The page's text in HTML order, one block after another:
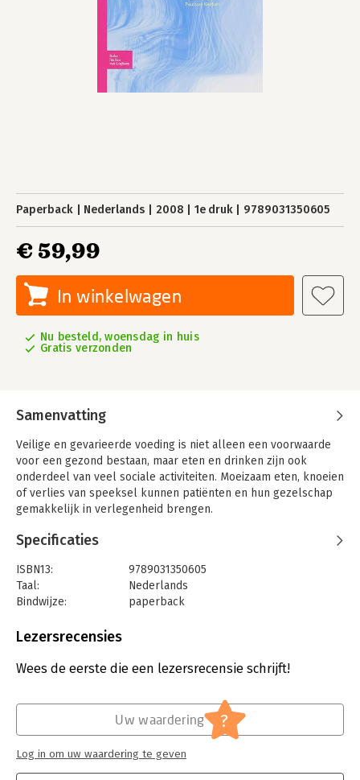
Paperback Nederlands 2008 1e druk 9789031350605
€ 59,99
In winkelwagen
Nu besteld, woensdag in huis
Gratis verzonden
Samenvatting
Veilige en gevarieerde voeding is niet alleen een voorwaarde
voor een gezond bestaan, maar eten en drinken zijn ook
onderdeel van veel sociale activiteiten. Moeizaam eten, knoeien
of verlies van speeksel kunnen patiënten en hun gezelschap
gemakkelijk in verlegenheid brengen.
Dit praktijkgerichte boek behandelt de zorg voor mensen met
een orofaryngeale slikstoornis, ontstaan door een
neurologische aandoening, tumor of andere beschadiging van
structuren in hoofd of hals. Hierbij wordt aandacht besteed aan
actuele definities, oorzaken en gevolgen, diagnostiek en
ethische aspecten van kauw en slikstoornissen behandeld.
Specificaties
ISBN13:
9789031350605
Taal:
Nederlands
Bindwijze:
paperback
Uitgever:
Verschijningsdatum:
20-8-2015
Lezersrecensies
Wees de eerste die een lezersrecensie schrijft!
Uw waardering ?
Log in om uw waardering te geven